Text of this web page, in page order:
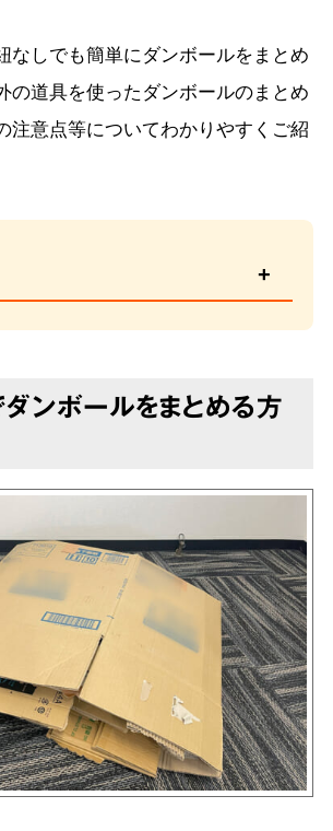
なしでも簡単にダンボールをまとめ
の道具を使ったダンボールのまとめ
注意点等についてわかりやすくご紹
ンボールをまとめる方